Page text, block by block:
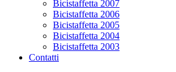
Bicistaffetta 2007
Bicistaffetta 2006
Bicistaffetta 2005
Bicistaffetta 2004
Bicistaffetta 2003
Contatti